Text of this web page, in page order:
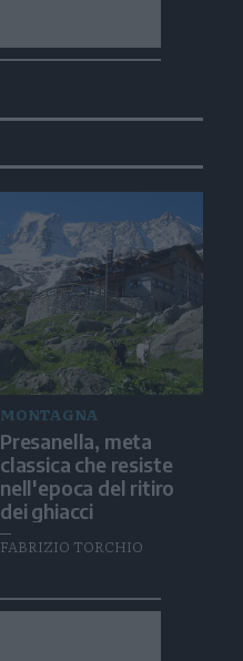
MONTAGNA
Presanella, meta
classica che resiste
nell'epoca del ritiro
dei ghiacci
FABRIZIO TORCHIO